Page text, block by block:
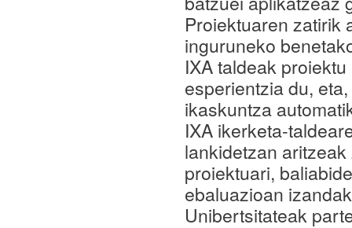
Proiektuaren zatirik
inguruneko
IXA taldeak
esperientzia du,
ikaskuntza
IXA ikerketa-
lankidetzan
proiektuari,
ebaluazioan
Unibertsitateak